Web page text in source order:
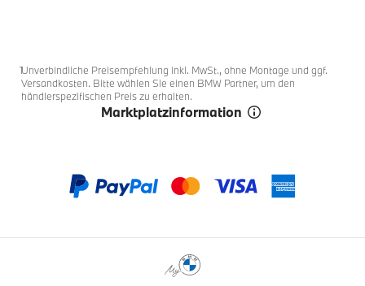
Fußnoten
Fußnote 1
Unverbindliche Preisempfehlung inkl. MwSt., ohne Montage und ggf.
Versandkosten. Bitte wählen Sie einen BMW Partner, um den
händlerspezifischen Preis zu erhalten.
1
1. 0
1. 1
1. 2
1. 3
1. 4
1. 5
1. 6
1. 7
1. 8
1. 9
1. 10
1. 11
Marktplatzinformation